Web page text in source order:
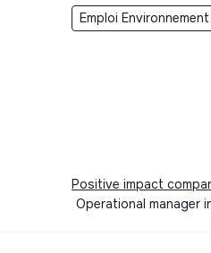
Emploi Environnement
Positive impact
Operational